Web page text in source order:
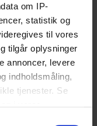
om IP-
statistik og
til vores
tilgår oplysninger
annoncer, levere
indholdsmåling,
tjenester. Se
be attractive with
in flexible and
life easier in
Stylish and
for kitchens,
integrated in